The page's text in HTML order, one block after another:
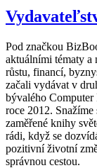
Pod značkou
aktuálními tématy a
růstu, financí,
začali vydávat v
bývalého Computer
roce 2012.
zaměřené knihy
rádi, když se
pozitivní životní
správnou cestou.